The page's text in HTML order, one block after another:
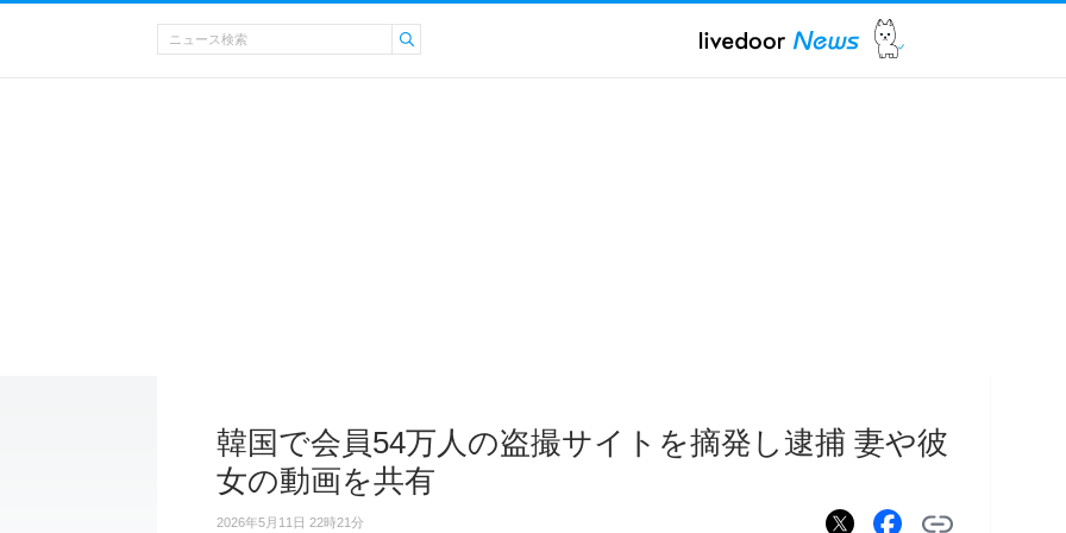
韓国で会員54万人の盗撮サイトを摘発し逮捕 妻や彼
女の動画を共有
2026年5月11日 22時21分